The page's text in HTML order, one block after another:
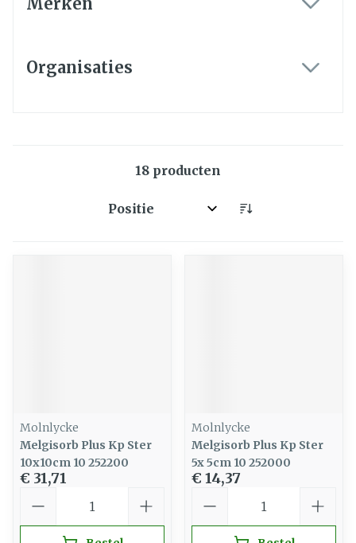
Organisaties
18 producten
Sorteer op:
Molnlycke
Melgisorb Plus Kp Ster
10x10cm 10 252200
€ 31,71
Molnlycke
Melgisorb Plus Kp Ster
5x 5cm 10 252000
€ 14,37